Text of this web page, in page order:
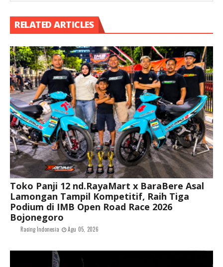
RELATED ARTICLES
Toko Panji 12 nd.RayaMart x BaraBere Asal
Lamongan Tampil Kompetitif, Raih Tiga
Podium di IMB Open Road Race 2026
Bojonegoro
Racing Indonesia Agu 05, 2026